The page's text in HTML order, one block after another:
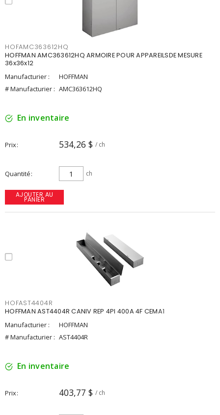
HOFAMC363612HQ
HOFFMAN AMC363612HQ ARMOIRE POUR APPAREILSDE MESURE
36x36x12
Manufacturier :
HOFFMAN
# Manufacturier : AMC363612HQ
En inventaire
Prix 534,26 $ / ch
Quantité ch
AJOUTER AU
PANIER
HOFAST4404R
HOFFMAN AST4404R CANIV REP 4PI 400A 4F CEMA1
Manufacturier :
HOFFMAN
# Manufacturier : AST4404R
En inventaire
Prix 403,77 $ / ch